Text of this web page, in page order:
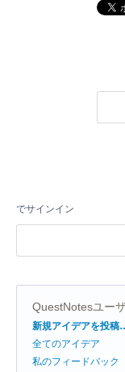
でサインイン
QuestNotesユー
カ
テ
ゴ
新規アイデアを投稿
全てのアイデア
私のフィードバック